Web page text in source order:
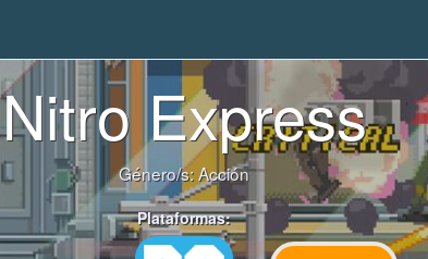
Nitro Express
Género/s:Acción
Plataformas: